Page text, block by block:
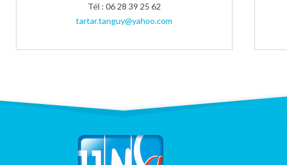
Tél : 06 28 39 25 62
tartar.tanguy@yahoo.com